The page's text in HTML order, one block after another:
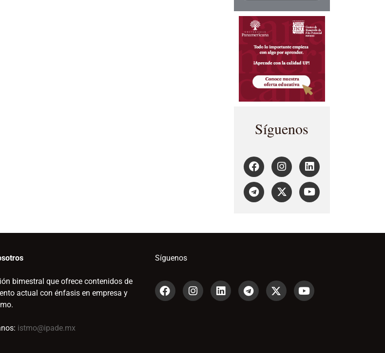
Síguenos
bimestral que ofrece contenidos de
actual con énfasis en empresa y
istmo@ipade.mx
Síguenos